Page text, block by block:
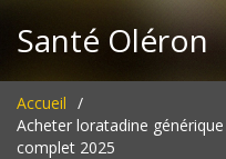
Santé Oléron
Accueil
Acheter loratadine
complet 2025